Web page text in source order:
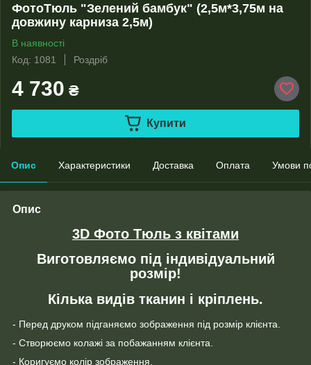
ФотоТюль "Зелений бамбук" (2,5м*3,75м на
довжину карниза 2,5м)
В наявності
Код: 1081
Роздріб
4 730 ₴
Купити
Опис Характеристики Доставка Оплата Умови
Опис
3D Фото Тюль з квітами
Виготовляємо під індивідуальний
розмір!
Кілька видів тканин і кріплень.
- Перед друком підганяємо зображення під розмір клієнта.
- Створюємо колажі за побажанням клієнта.
- Коригуємо колір зображення.